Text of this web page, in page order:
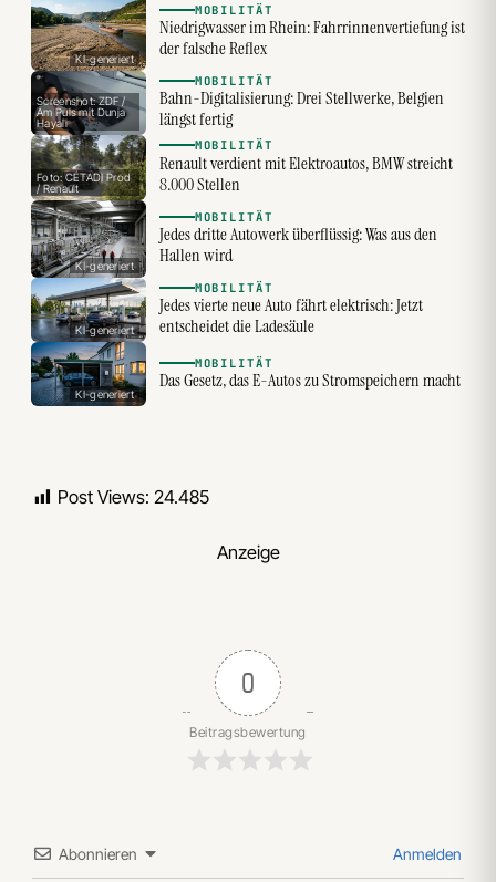
KI-generiert
MOBILITÄT
Niedrigwasser im Rhein: Fahrrinnenvertiefung ist
der falsche Reflex
Screenshot: ZDF /
Am Puls mit Dunja
Hayali
MOBILITÄT
Bahn-Digitalisierung: Drei Stellwerke, Belgien
längst fertig
Foto: CÉTADI Prod
/ Renault
MOBILITÄT
Renault verdient mit Elektroautos, BMW streicht
8.000 Stellen
KI-generiert
MOBILITÄT
Jedes dritte Autowerk überflüssig: Was aus den
Hallen wird
KI-generiert
MOBILITÄT
Jedes vierte neue Auto fährt elektrisch: Jetzt
entscheidet die Ladesäule
KI-generiert
MOBILITÄT
Das Gesetz, das E-Autos zu Stromspeichern macht
Post Views: 24.485
Anzeige
0
Beitragsbewertung
Abonnieren Anmelden